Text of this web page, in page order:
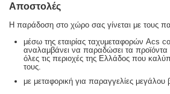
Αποστολές
Η παράδοση στο χώρο σας γίνεται με τους
μέσω της εταιρίας ταχυμεταφορών Acs
αναλαμβάνει να παραδώσει τα
όλες τις περιοχές της Ελλάδος που
τους.
με μεταφορική για παραγγελίες